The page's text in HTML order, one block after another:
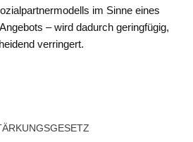
im Sinne eines
– wird dadurch geringfügig,
verringert.